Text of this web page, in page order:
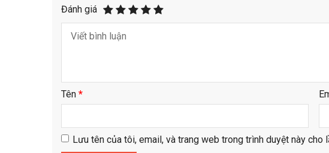
Đánh giá
Tên *
Lưu tên của tôi, email, và trang web trong trình duyệt này cho